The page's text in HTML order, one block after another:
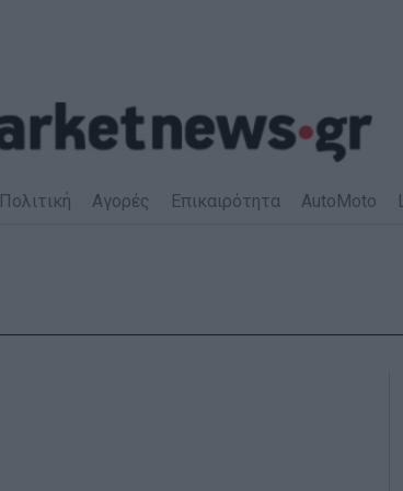
Πολιτική Αγορές Επικαιρότητα AutoMoto